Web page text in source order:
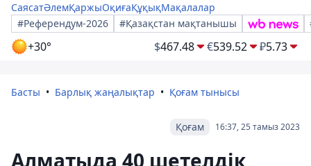
СаясатӘлемҚаржыОқиғаҚұқықМақалалар
#Референдум-2026
#Қазақстан мақтанышы
+30° $467.48 €539.52 ₽5.73
Басты Барлық жаңалықтар Қоғам тынысы
16:37, 25 тамыз 2023
Қоғам
Алматыда 40 шетелдік